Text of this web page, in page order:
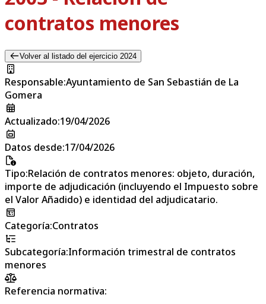
contratos menores
Volver al listado del ejercicio 2024
Responsable:Ayuntamiento de San Sebastián de La
Gomera
Actualizado:19/04/2026
Datos desde:17/04/2026
Tipo:Relación de contratos menores: objeto, duración,
importe de adjudicación (incluyendo el Impuesto sobre
el Valor Añadido) e identidad del adjudicatario.
Categoría:Contratos
Subcategoría:Información trimestral de contratos
menores
Referencia normativa: